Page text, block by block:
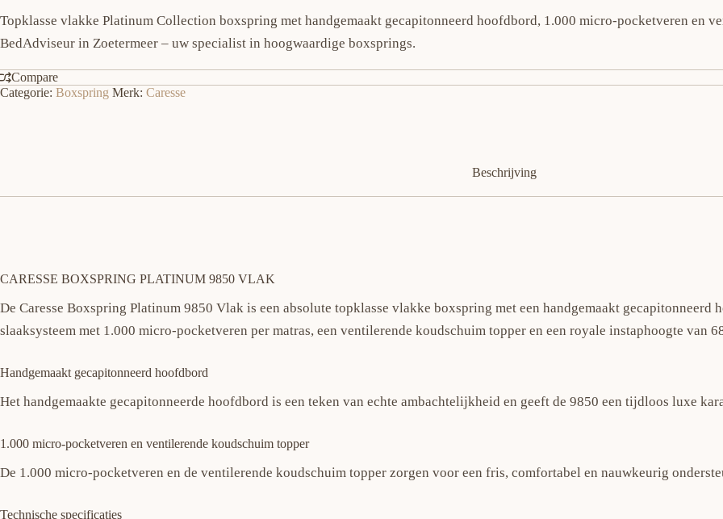
Topklasse vlakke Platinum Collection boxspring met handgemaakt gecapitonneerd hoofdbord, 1.000 micro-pocketveren en
BedAdviseur in Zoetermeer – uw specialist in hoogwaardige boxsprings.
Compare
Categorie: Boxspring Merk: Caresse
Beschrijving
CARESSE BOXSPRING PLATINUM 9850 VLAK
De Caresse Boxspring Platinum 9850 Vlak is een absolute topklasse vlakke boxspring met een handgemaakt
slaaksysteem met 1.000 micro-pocketveren per matras, een ventilerende koudschuim topper en een royale instaphoogte van
Handgemaakt gecapitonneerd hoofdbord
Het handgemaakte gecapitonneerde hoofdbord is een teken van echte ambachtelijkheid en geeft de 9850 een tijdloos luxe
1.000 micro-pocketveren en ventilerende koudschuim topper
De 1.000 micro-pocketveren en de ventilerende koudschuim topper zorgen voor een fris, comfortabel en nauwkeurig
Technische specificaties